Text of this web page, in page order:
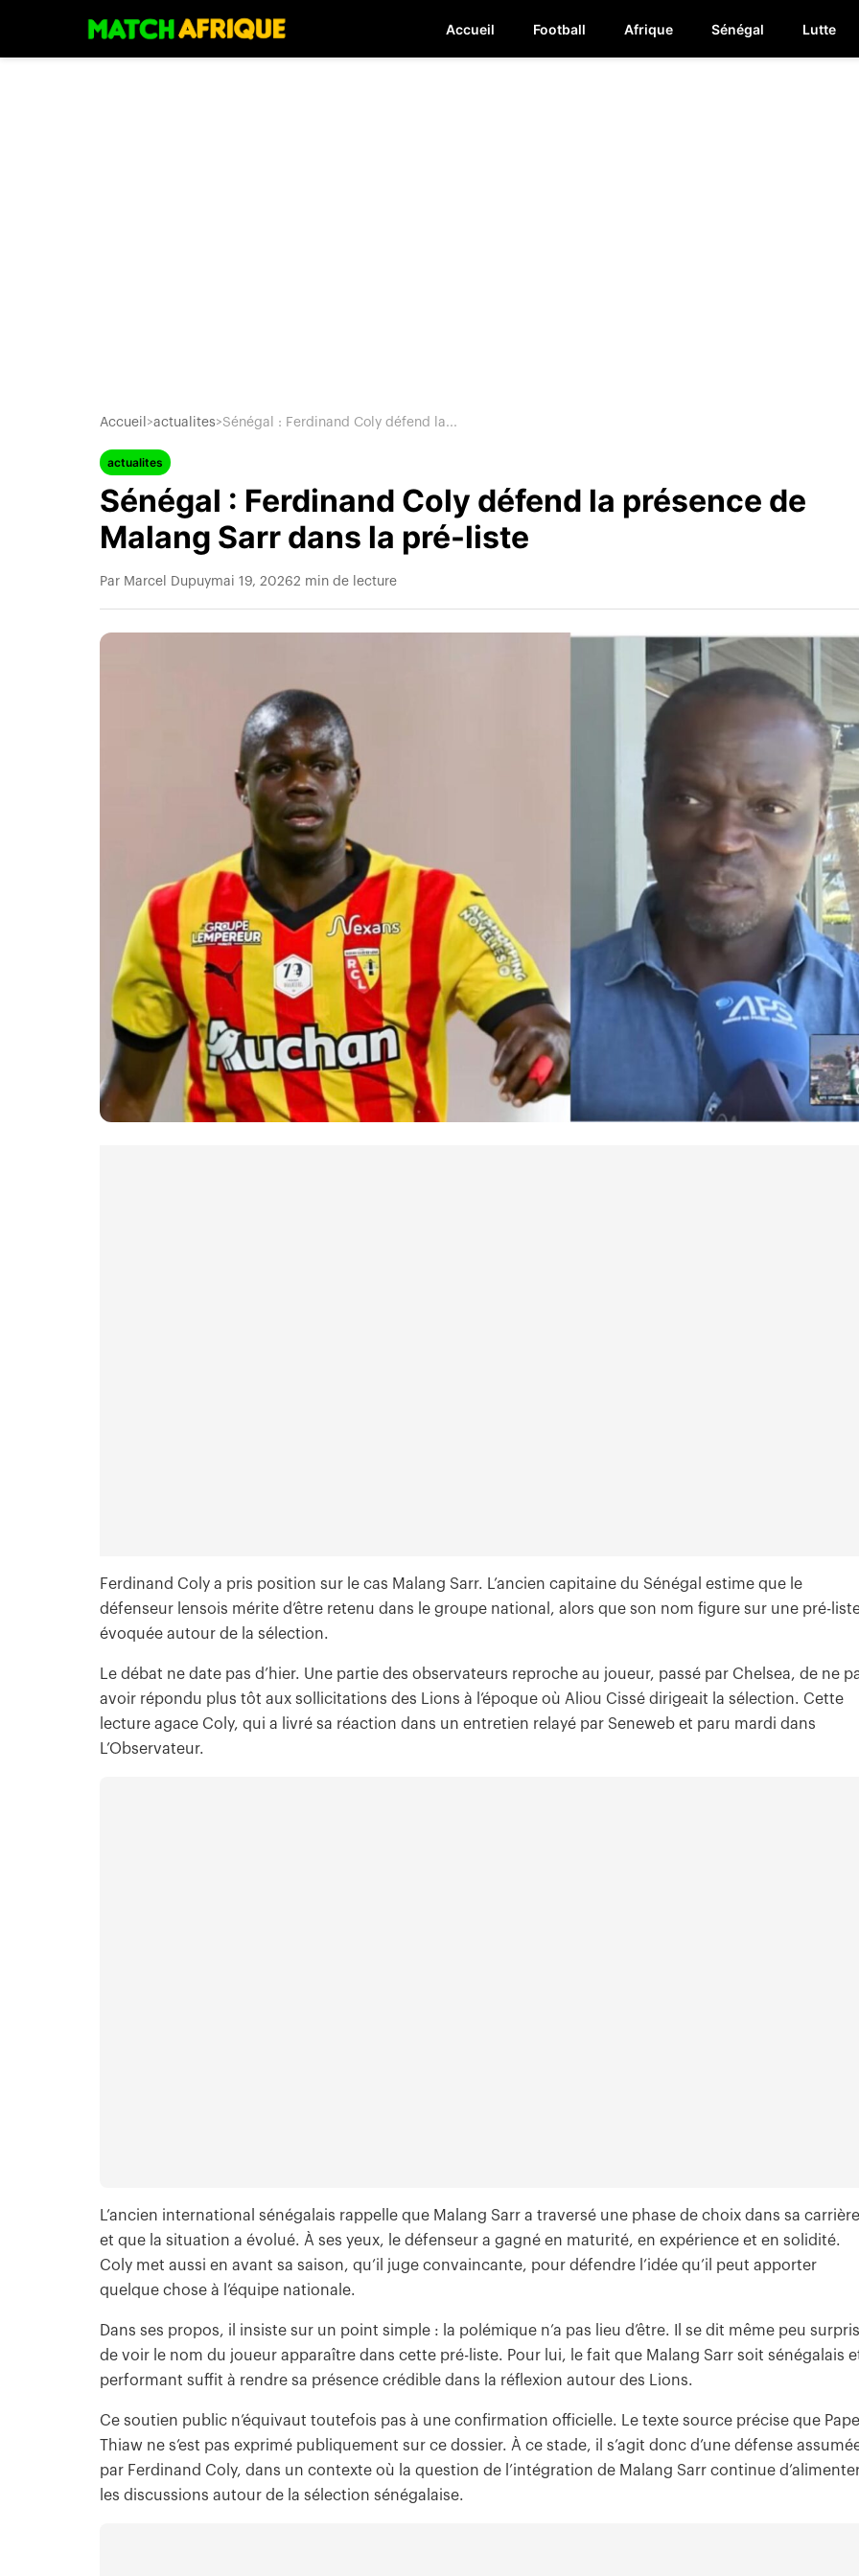
Accueil Football Afrique Sénégal Lutte
Accueil >actualites>Sénégal : Ferdinand Coly défend la...
actualites
Sénégal : Ferdinand Coly défend la présence de
Malang Sarr dans la pré-liste
Par Marcel Dupuymai 19, 20262 min de lecture
Ferdinand Coly a pris position sur le cas Malang Sarr. L’ancien capitaine du Sénégal estime que le
défenseur lensois mérite d’être retenu dans le groupe national, alors que son nom figure sur une pré-
évoquée autour de la sélection.
Le débat ne date pas d’hier. Une partie des observateurs reproche au joueur, passé par Chelsea, de ne
avoir répondu plus tôt aux sollicitations des Lions à l’époque où Aliou Cissé dirigeait la sélection. Cette
lecture agace Coly, qui a livré sa réaction dans un entretien relayé par Seneweb et paru mardi dans
L’Observateur.
L’ancien international sénégalais rappelle que Malang Sarr a traversé une phase de choix dans sa carrière
et que la situation a évolué. À ses yeux, le défenseur a gagné en maturité, en expérience et en solidité.
Coly met aussi en avant sa saison, qu’il juge convaincante, pour défendre l’idée qu’il peut apporter
quelque chose à l’équipe nationale.
Dans ses propos, il insiste sur un point simple : la polémique n’a pas lieu d’être. Il se dit même peu surpris
de voir le nom du joueur apparaître dans cette pré-liste. Pour lui, le fait que Malang Sarr soit sénégalais
performant suffit à rendre sa présence crédible dans la réflexion autour des Lions.
Ce soutien public n’équivaut toutefois pas à une confirmation officielle. Le texte source précise que Pape
Thiaw ne s’est pas exprimé publiquement sur ce dossier. À ce stade, il s’agit donc d’une défense
par Ferdinand Coly, dans un contexte où la question de l’intégration de Malang Sarr continue
les discussions autour de la sélection sénégalaise.